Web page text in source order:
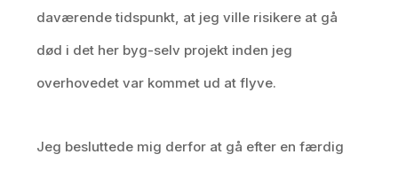
daværende tidspunkt, at jeg ville risikere at gå
død i det her byg-selv projekt inden jeg
overhovedet var kommet ud at flyve.
Jeg besluttede mig derfor at gå efter en færdig